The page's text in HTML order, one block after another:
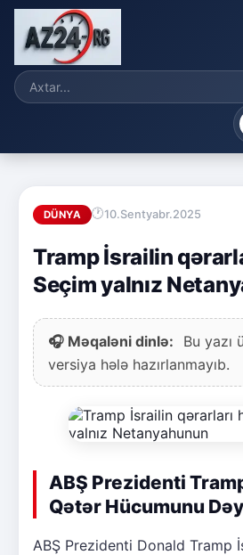
DÜNYA 10.Sentyabr.2025
Tramp İsrailin
Seçim yalnız
🎧 Məqaləni dinlə:
Bu yazı
versiya hələ hazırlanmayıb.
ABŞ Prezidenti
Qətər Hücumunu
ABŞ Prezidenti Donald Tramp